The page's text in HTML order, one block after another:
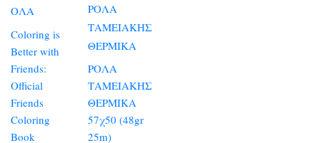
ΟΛΑ
Coloring is
Better with
Friends:
Official
Friends
Coloring
Book
ΡΟΛΑ
ΤΑΜΕΙΑΚΗΣ
ΘΕΡΜΙΚΑ
ΡΟΛΑ
ΤΑΜΕΙΑΚΗΣ
ΘΕΡΜΙΚΑ
57χ50 (48gr
25m)